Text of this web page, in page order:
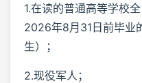
1.在读的普通高等学校
2026年8月31日前毕业
生）；
2.现役军人；